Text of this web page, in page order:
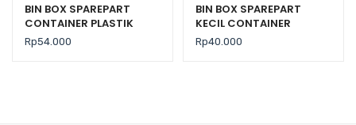
BIN BOX SPAREPART
CONTAINER PLASTIK
INDUSTRI RABBIT 0333
Rp54.000
BIN BOX SPAREPART
KECIL CONTAINER
PLASTIK INDUSTRI RABBIT
0444
Rp40.000